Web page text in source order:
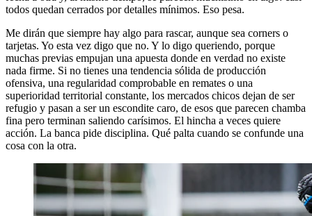
todos quedan cerrados por detalles mínimos. Eso pesa.
Me dirán que siempre hay algo para rascar, aunque sea corners o
tarjetas. Yo esta vez digo que no. Y lo digo queriendo, porque
muchas previas empujan una apuesta donde en verdad no existe
nada firme. Si no tienes una tendencia sólida de producción
ofensiva, una regularidad comprobable en remates o una
superioridad territorial constante, los mercados chicos dejan de ser
refugio y pasan a ser un escondite caro, de esos que parecen chamba
fina pero terminan saliendo carísimos. El hincha a veces quiere
acción. La banca pide disciplina. Qué palta cuando se confunde una
cosa con la otra.